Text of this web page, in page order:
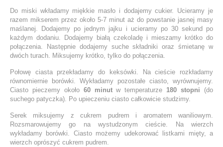
Do miski wkładamy miękkie masło i dodajemy cukier. Ucieramy je
razem mikserem przez około 5-7 minut aż do powstanie jasnej masy
maślanej. Dodajemy po jednym jajku i ucieramy po 30 sekund po
każdym dodaniu. Dodajemy białą czekoladę i mieszamy krótko do
połączenia. Następnie dodajemy suche składniki oraz śmietanę w
dwóch turach. Miksujemy krótko, tylko do połączenia.
Połowę ciasta przekładamy do keksówki. Na cieście rozkładamy
równomiernie borówki. Wykładamy pozostałe ciasto, wyrównujemy.
Ciasto pieczemy około 60 minutw temperaturze 180 stopni (do
suchego patyczka). Po upieczeniu ciasto całkowicie studzimy.
Serek miksujemy z cukrem pudrem i aromatem waniliowym.
Rozsmarowujemy go na wystudzonym cieście. Na wierzch
wykładamy borówki. Ciasto możemy udekorować listkami mięty, a
wierzch oprószyć cukrem pudrem.